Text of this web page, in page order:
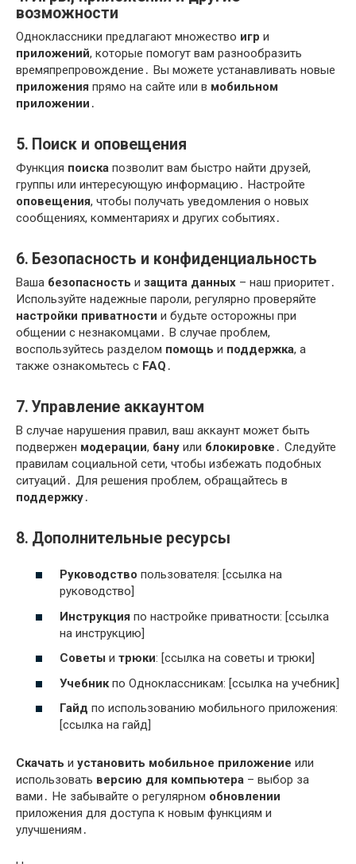
возможности
Одноклассники предлагают множество игр и
приложений, которые помогут вам разнообразить
времяпрепровождение․ Вы можете устанавливать новые
приложения прямо на сайте или в мобильном
приложении ․
5․ Поиск и оповещения
Функция поиска позволит вам быстро найти друзей,
группы или интересующую информацию․ Настройте
оповещения, чтобы получать уведомления о новых
сообщениях, комментариях и других событиях․
6․ Безопасность и конфиденциальность
Ваша безопасность и защита данных – наш приоритет․
Используйте надежные пароли, регулярно проверяйте
настройки приватности и будьте осторожны при
общении с незнакомцами․ В случае проблем,
воспользуйтесь разделом помощь и поддержка, а
также ознакомьтесь с FAQ ․
7․ Управление аккаунтом
В случае нарушения правил, ваш аккаунт может быть
подвержен модерации, бану или блокировке ․ Следуйте
правилам социальной сети, чтобы избежать подобных
ситуаций․ Для решения проблем, обращайтесь в
поддержку․
8․ Дополнительные ресурсы
Руководство пользователя: [ссылка на
руководство]
Инструкция по настройке приватности: [ссылка
на инструкцию]
Советы и трюки: [ссылка на советы и трюки]
Учебникпо Одноклассникам: [ссылка на учебник]
Гайд по использованию мобильного приложения:
[ссылка на гайд]
Скачать и установить мобильное приложение или
использовать версию для компьютера – выбор за
вами․ Не забывайте о регулярном обновлении
приложения для доступа к новым функциям и
улучшениям․